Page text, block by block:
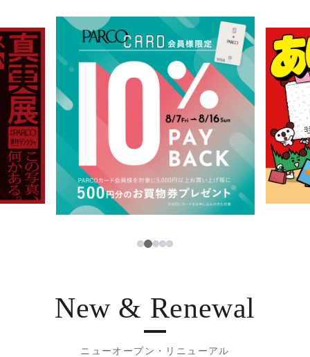
ニュース
レストラン・カフェ
TAX FREE
PARCOメンバーズ
JP
한국어
ภาษาไทย
日本語
1234
New & Renewal
ニューオープン・リニューアル